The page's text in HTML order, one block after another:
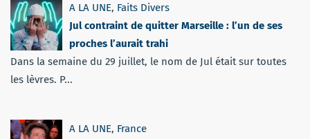
A LA UNE, Faits Divers
Jul contraint de quitter Marseille : l’un de ses
proches l’aurait trahi
Dans la semaine du 29 juillet, le nom de Jul était sur toutes
les lèvres. P...
A LA UNE, France